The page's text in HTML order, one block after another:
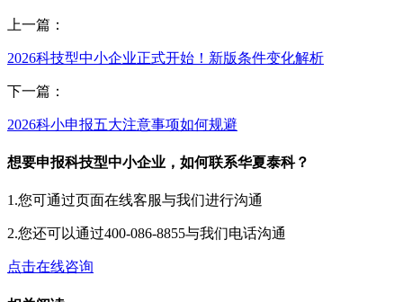
上一篇：
2026科技型中小企业正式开始！新版条件变化解析
下一篇：
2026科小申报五大注意事项如何规避
想要申报科技型中小企业，如何联系华夏泰科？
1.您可通过页面在线客服与我们进行沟通
2.您还可以通过400-086-8855与我们电话沟通
点击在线咨询